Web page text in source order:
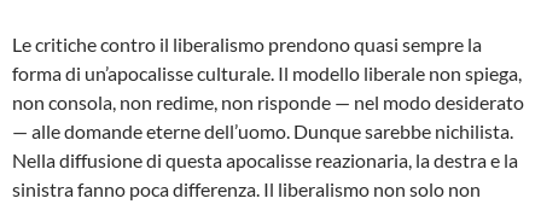
Le critiche contro il liberalismo prendono quasi sempre la
forma di un’apocalisse culturale. Il modello liberale non spiega,
non consola, non redime, non risponde — nel modo desiderato
— alle domande eterne dell’uomo. Dunque sarebbe nichilista.
Nella diffusione di questa apocalisse reazionaria, la destra e la
sinistra fanno poca differenza. Il liberalismo non solo non